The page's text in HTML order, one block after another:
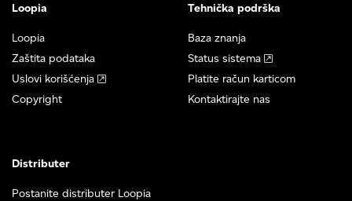
Loopia
Loopia
Zaštita podataka
Uslovi korišćenja
Copyright
Tehnička podrška
Baza znanja
Status sistema
Platite račun karticom
Kontaktirajte nas
Distributer
Postanite distributer Loopia